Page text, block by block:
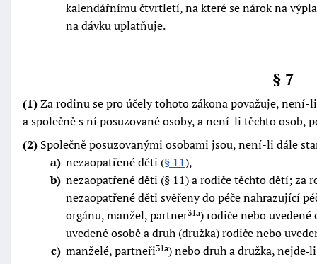
kalendářnímu čtvrtletí, na které se nárok na
na dávku uplatňuje.
§ 7
(1)Za rodinu se pro účely tohoto zákona považuje,
a společně s ní posuzované osoby, a není-li těchto osob,
(2) Společně posuzovanými osobami jsou, není-li dále
a nezaopatřené děti (§ 11),
b nezaopatřené děti (§ 11) a rodiče těchto dětí; za
nezaopatřené děti svěřeny do péče nahrazující
orgánu, manžel, partner31a) rodiče nebo uvedené
uvedené osobě a druh (družka) rodiče nebo
c manželé, partneři31a) nebo druh a družka,